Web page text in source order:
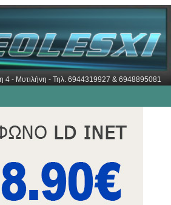
4 - Μυτιλήνη - Τηλ. 6944319927 & 6948895081